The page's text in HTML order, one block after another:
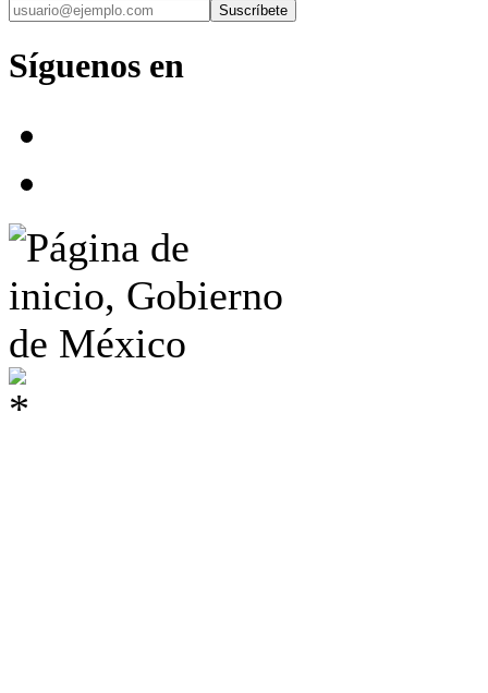
Suscríbete
Síguenos en